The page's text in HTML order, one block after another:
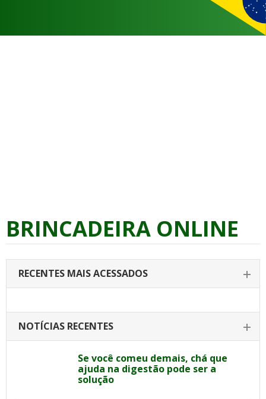
BRINCADEIRA ONLINE
RECENTES MAIS ACESSADOS
NOTÍCIAS RECENTES
Se você comeu demais, chá que
ajuda na digestão pode ser a
solução